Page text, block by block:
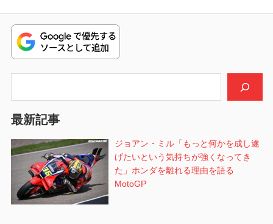
ビ
ゲ
ー
ン
稿:
最新記事
ジョアン・ミル「もっと何かを成し遂
げたいという気持ちが強くなってき
た」ホンダを離れる理由を語る
MotoGP